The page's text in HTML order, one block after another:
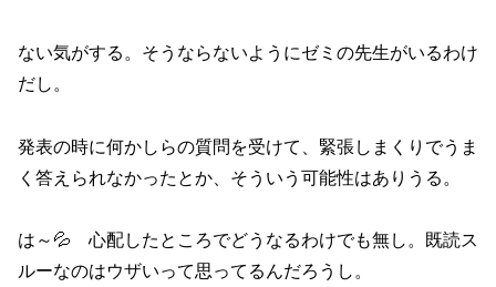
ない気がする。そうならないようにゼミの先生がいるわけ
だし。
発表の時に何かしらの質問を受けて、緊張しまくりでうま
く答えられなかったとか、そういう可能性はありうる。
は～💦 心配したところでどうなるわけでも無し。既読ス
ルーなのはウザいって思ってるんだろうし。